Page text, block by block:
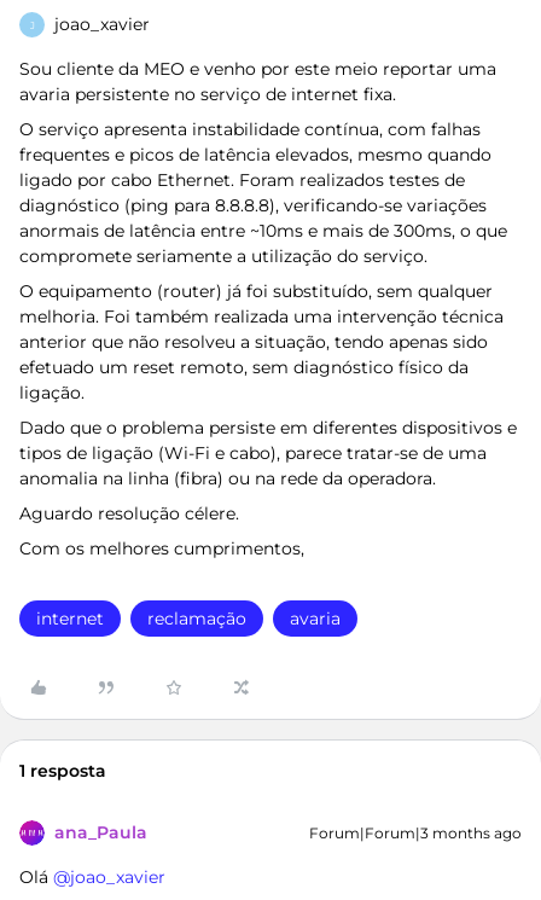
J joao_xavier
Sou cliente da MEO e venho por este meio reportar uma
avaria persistente no serviço de internet fixa.
O serviço apresenta instabilidade contínua, com falhas
frequentes e picos de latência elevados, mesmo quando
ligado por cabo Ethernet. Foram realizados testes de
diagnóstico (ping para 8.8.8.8), verificando-se variações
anormais de latência entre ~10ms e mais de 300ms, o que
compromete seriamente a utilização do serviço.
O equipamento (router) já foi substituído, sem qualquer
melhoria. Foi também realizada uma intervenção técnica
anterior que não resolveu a situação, tendo apenas sido
efetuado um reset remoto, sem diagnóstico físico da
ligação.
Dado que o problema persiste em diferentes dispositivos e
tipos de ligação (Wi-Fi e cabo), parece tratar-se de uma
anomalia na linha (fibra) ou na rede da operadora.
Aguardo resolução célere.
Com os melhores cumprimentos,
internet reclamação avaria
1 resposta
ana_Paula Forum|Forum|3 months ago
Olá ​ @joao_xavier